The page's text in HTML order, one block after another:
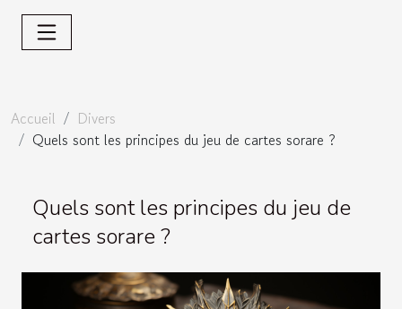
Accueil
Divers
Quels sont les principes du jeu de cartes sorare ?
Quels sont les principes du jeu de
cartes sorare ?